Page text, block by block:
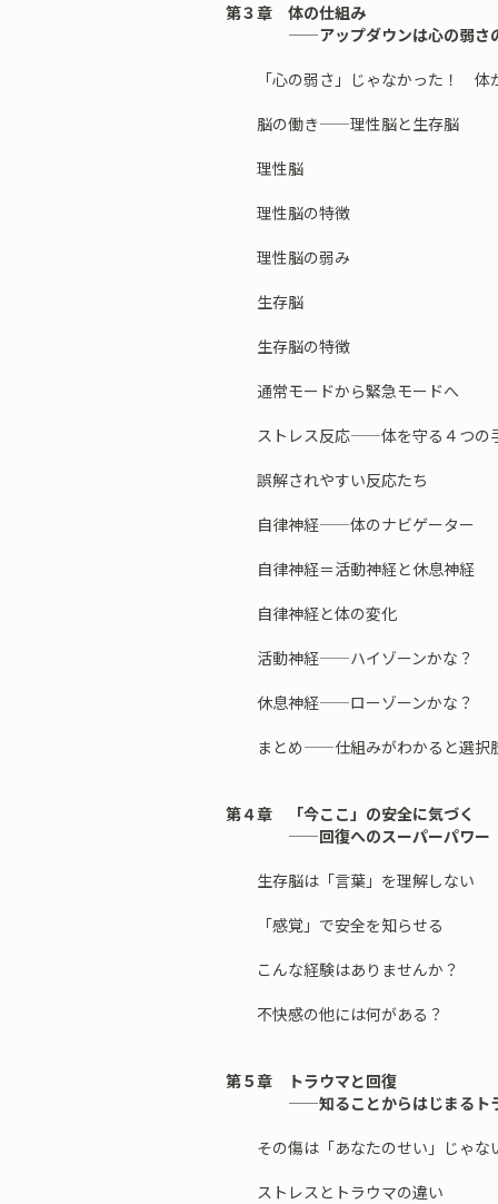
第３章 体の仕組み
——アップダウンは心の弱さの
「心の弱さ」じゃなかった！ 体
脳の働き——理性脳と生存脳
理性脳
理性脳の特徴
理性脳の弱み
生存脳
生存脳の特徴
通常モードから緊急モードへ
ストレス反応——体を守る４つの
誤解されやすい反応たち
自律神経——体のナビゲーター
自律神経＝活動神経と休息神経
自律神経と体の変化
活動神経——ハイゾーンかな？
休息神経——ローゾーンかな？
まとめ——仕組みがわかると選択
第４章 「今ここ」の安全に気づく
——回復へのスーパーパワー
生存脳は「言葉」を理解しない
「感覚」で安全を知らせる
こんな経験はありませんか？
不快感の他には何がある？
第５章 トラウマと回復
——知ることからはじまるトラ
その傷は「あなたのせい」じゃな
ストレスとトラウマの違い